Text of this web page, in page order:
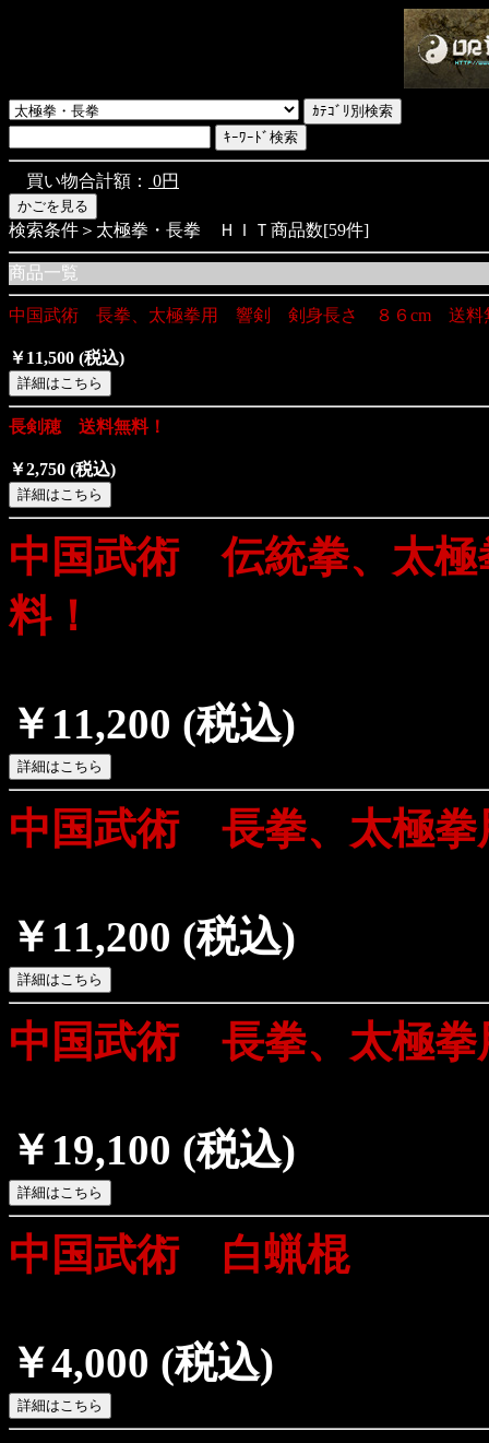
買い物合計額： 0円
検索条件＞太極拳・長拳 ＨＩＴ商品数[59件]
商品一覧
中国武術 長拳、太極拳用 響剣 剣身長さ ８６cm 送料
￥11,500 (税込)
長剣穂 送料無料！
￥2,750 (税込)
中国武術 伝統拳、太
料！
￥11,200 (税込)
中国武術 長拳、太極
￥11,200 (税込)
中国武術 長拳、太極
￥19,100 (税込)
中国武術 白蝋棍
￥4,000 (税込)